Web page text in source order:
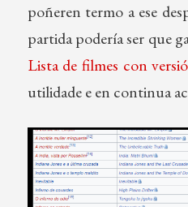
poñeren termo a ese
partida podería ser que
Lista de filmes con
utilidade e en continua